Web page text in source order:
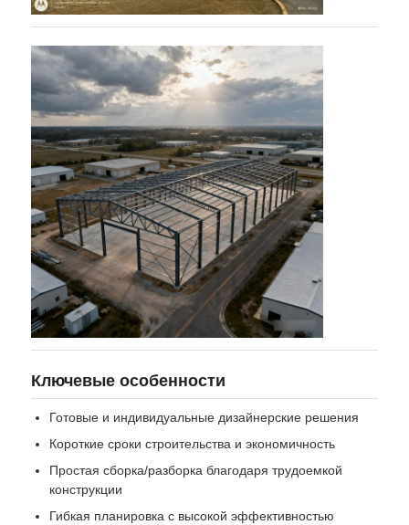
Ключевые особенности
Готовые и индивидуальные дизайнерские решения
Короткие сроки строительства и экономичность
Простая сборка/разборка благодаря трудоемкой
конструкции
Гибкая планировка с высокой эффективностью